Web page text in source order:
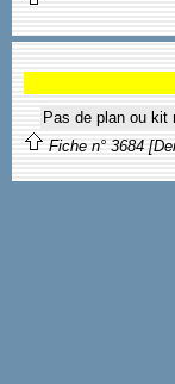
Pas de plan ou kit
Fiche n° 3684